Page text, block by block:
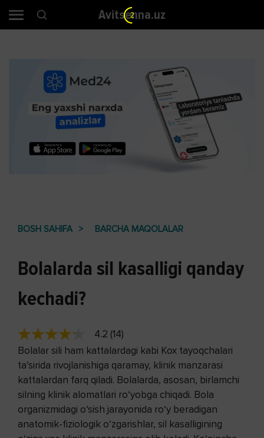
Avitsenna.uz
BOSH SAHIFA BARCHA MAQOLALAR
Bolalarda sil kasalligi qanday
kechadi?
4.2 (14)
Bolalar sili ham kattalardagi kabi Kox tayoqchalari
ta’sirida rivojlanishiga qaramay, klinik manzarasi
kattalardan farq qiladi. Bolalarda, asosan, birlamchi
silning klinik alomatlari ro‘yobga chiqadi. Bola
organizmidagi o‘sish jarayonida ro‘y beradigan
anatomik-fiziologik o‘zgarishlar, sil kasalligining
2